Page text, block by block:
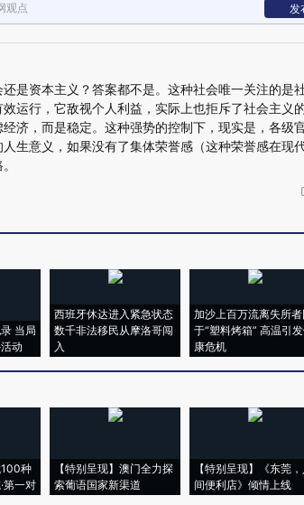
观点 发
是资本主义？答案都不是。这种社会唯一关注的是
运行，它敌视个人利益，实际上也拒斥了社会主义
济，而是稳定。这种强势的控制下，现实是，各级
生意义，如果没有了集体荣誉感（这种荣誉感在现
当局
动
西班牙休达进入紧急状态
数千非法移民从摩洛哥闯
入
加沙上百万流离失所者
于“塑料烤箱” 高温引
康危机
100种
第一对
【特别呈现】澳门全力探
索葡语国家新渠道
【特别呈现】《东莞，
间便利店》倾情上线